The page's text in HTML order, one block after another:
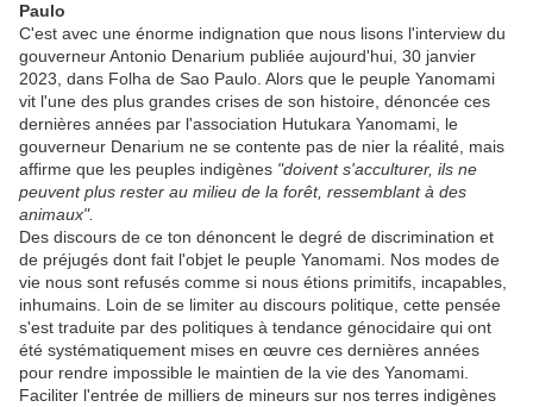
Paulo
C'est avec une énorme indignation que nous lisons l'interview du
gouverneur Antonio Denarium publiée aujourd'hui, 30 janvier
2023, dans Folha de Sao Paulo. Alors que le peuple Yanomami
vit l'une des plus grandes crises de son histoire, dénoncée ces
dernières années par l'association Hutukara Yanomami, le
gouverneur Denarium ne se contente pas de nier la réalité, mais
affirme que les peuples indigènes "doivent s'acculturer, ils ne
peuvent plus rester au milieu de la forêt, ressemblant à des
animaux".
Des discours de ce ton dénoncent le degré de discrimination et
de préjugés dont fait l'objet le peuple Yanomami. Nos modes de
vie nous sont refusés comme si nous étions primitifs, incapables,
inhumains. Loin de se limiter au discours politique, cette pensée
s'est traduite par des politiques à tendance génocidaire qui ont
été systématiquement mises en œuvre ces dernières années
pour rendre impossible le maintien de la vie des Yanomami.
Faciliter l'entrée de milliers de mineurs sur nos terres indigènes